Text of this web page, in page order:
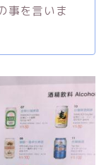
事を言いま